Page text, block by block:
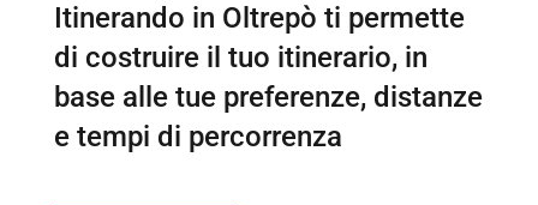
Itinerando in Oltrepò ti permette
di costruire il tuo itinerario, in
base alle tue preferenze, distanze
e tempi di percorrenza